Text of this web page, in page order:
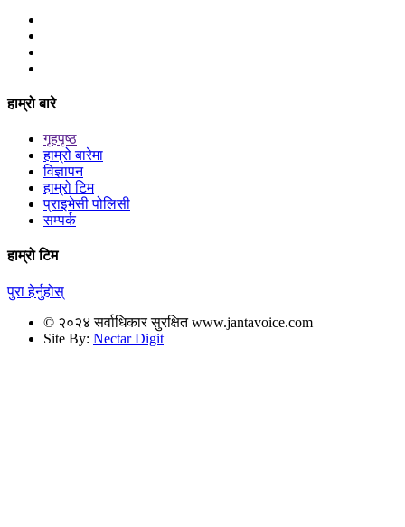
हाम्रो बारे
गृहपृष्ठ
हाम्रो बारेमा
विज्ञापन
हाम्रो टिम
प्राइभेसी पोलिसी
सम्पर्क
हाम्रो टिम
पुरा हेर्नुहोस्
© २०२४ सर्वाधिकार सुरक्षित www.jantavoice.com
Site By: Nectar Digit